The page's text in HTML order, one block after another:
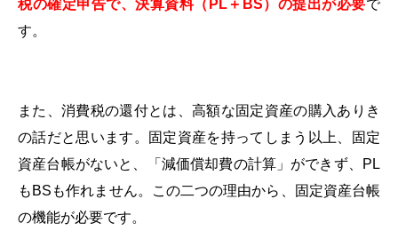
税の確定申告で、決算資料（ PL＋ BS）の提出が必要で
す。
また、消費税の還付とは、高額な固定資産の購入ありき
の話だと思います。固定資産を持ってしまう以上、固定
資産台帳がないと、「減価償却費の計算」ができず、
PL
も BS も作れません。この二つの理由から、固定資産台帳
の機能が必要です。